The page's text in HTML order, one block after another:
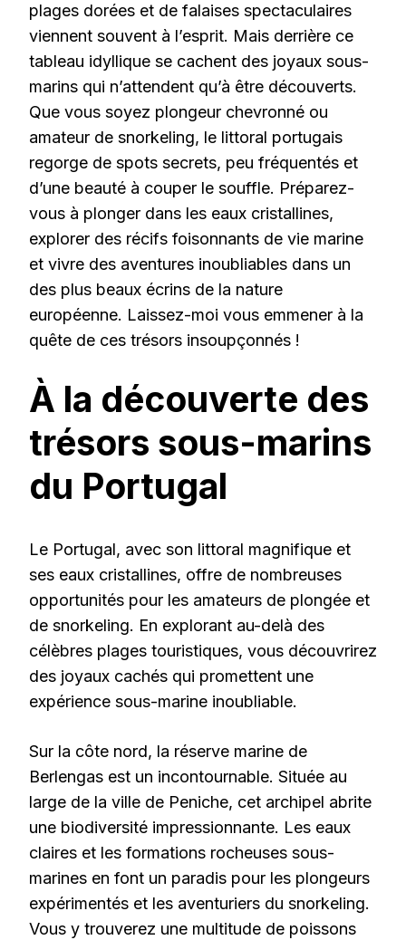
plages dorées et de falaises spectaculaires
viennent souvent à l’esprit. Mais derrière ce
tableau idyllique se cachent des joyaux sous-
marins qui n’attendent qu’à être découverts.
Que vous soyez plongeur chevronné ou
amateur de snorkeling, le littoral portugais
regorge de spots secrets, peu fréquentés et
d’une beauté à couper le souffle. Préparez-
vous à plonger dans les eaux cristallines,
explorer des récifs foisonnants de vie marine
et vivre des aventures inoubliables dans un
des plus beaux écrins de la nature
européenne. Laissez-moi vous emmener à la
quête de ces trésors insoupçonnés !
À la découverte des
trésors sous-marins
du Portugal
Le Portugal, avec son littoral magnifique et
ses eaux cristallines, offre de nombreuses
opportunités pour les amateurs de plongée et
de snorkeling. En explorant au-delà des
célèbres plages touristiques, vous découvrirez
des joyaux cachés qui promettent une
expérience sous-marine inoubliable.
Sur la côte nord, la réserve marine de
Berlengas est un incontournable. Située au
large de la ville de Peniche, cet archipel abrite
une biodiversité impressionnante. Les eaux
claires et les formations rocheuses sous-
marines en font un paradis pour les plongeurs
expérimentés et les aventuriers du snorkeling.
Vous y trouverez une multitude de poissons